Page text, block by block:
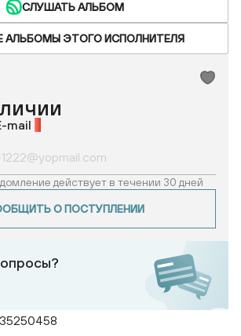
СЛУШАТЬ АЛЬБОМ
АЛЬБОМЫ ЭТОГО ИСПОЛНИТЕЛЯ
mail
действует в течении 30 дней
О ПОСТУПЛЕНИИ